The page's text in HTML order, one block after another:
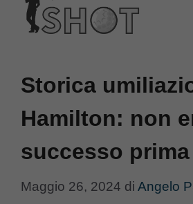
contenuto
Storica
Hamilton: non
successo prima
Maggio 26, 2024 di Angelo